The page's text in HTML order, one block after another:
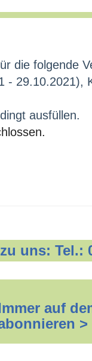
die folgende
- 29.10.2021),
ausfüllen.
uns:
auf
>